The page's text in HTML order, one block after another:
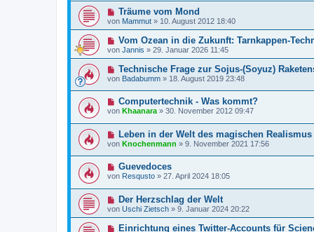
Träume vom Mond
von Mammut » 10. August 2012 18:40
Vom Ozean in die Zukunft: Tarnkappen-
von Jannis » 29. Januar 2026 11:45
Technische Frage zur Sojus-(Soyuz)
von Badabumm » 18. August 2019 23:48
Computertechnik - Was kommt?
von Khaanara » 30. November 2012 09:47
Leben in der Welt des magischen
von Knochenmann » 9. November 2021 17:56
Guevedoces
von Resqusto » 27. April 2024 18:05
Der Herzschlag der Welt
von Uschi Zietsch » 9. Januar 2024 20:22
Einrichtung eines Twitter-Accounts für